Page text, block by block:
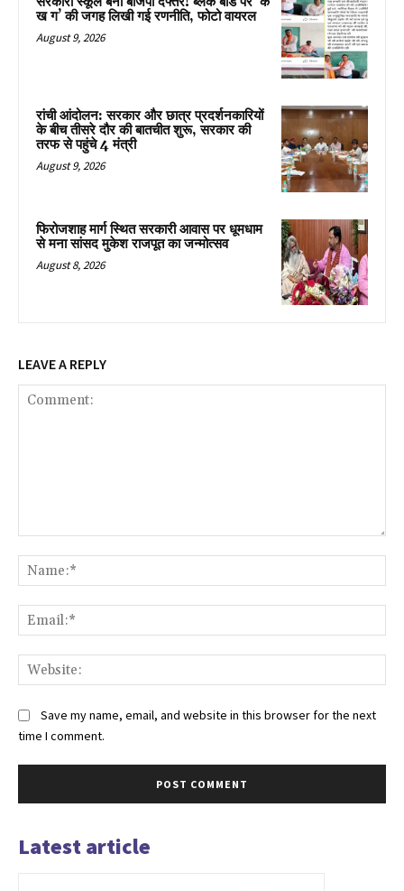
ख ग’ की जगह लिखी गई रणनीति, फोटो वायरल
August 9, 2026
रांची आंदोलन: सरकार और छात्र प्रदर्शनकारियों
के बीच तीसरे दौर की बातचीत शुरू, सरकार की
तरफ से पहुंचे 4 मंत्री
August 9, 2026
फिरोजशाह मार्ग स्थित सरकारी आवास पर धूमधाम
से मना सांसद मुकेश राजपूत का जन्मोत्सव
August 8, 2026
LEAVE A REPLY
Save my name, email, and website in this browser for the next
time I comment.
Latest article